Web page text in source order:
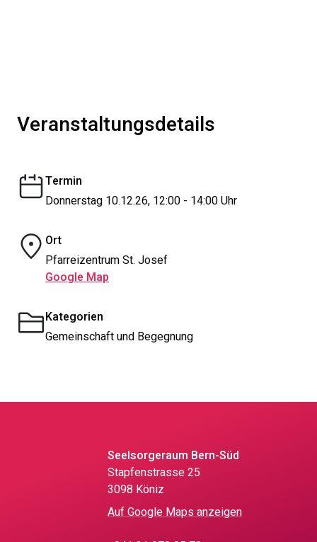
Veranstaltungsdetails
Termin
Donnerstag 10.12.26, 12:00 - 14:00 Uhr
Ort
Pfarreizentrum St. Josef
Google Map
Kategorien
Gemeinschaft und Begegnung
Seelsorgeraum Bern-Süd
Stapfenstrasse 25
3098 Köniz
Auf Google Maps anzeigen